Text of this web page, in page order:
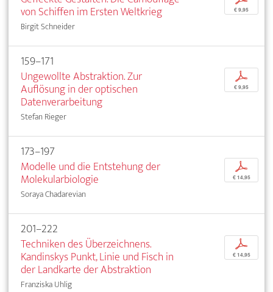
von Schiffen im Ersten Weltkrieg
Birgit Schneider
€ 9,95
159–171
Ungewollte Abstraktion. Zur
Auflösung in der optischen
Datenverarbeitung
Stefan Rieger
p
€ 9,95
173–197
Modelle und die Entstehung der
Molekularbiologie
Soraya Chadarevian
p
€ 14,95
201–222
Techniken des Überzeichnens.
Kandinskys Punkt, Linie und Fisch in
der Landkarte der Abstraktion
Franziska Uhlig
p
€ 14,95